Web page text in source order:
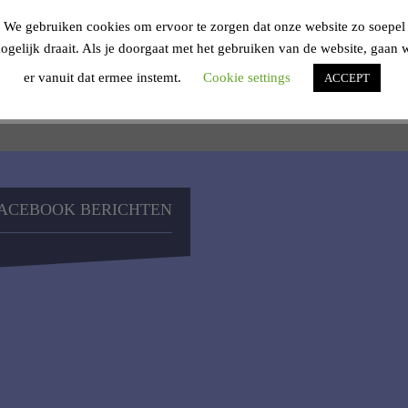
9808-142d3d55385c
BERICHTEN
We gebruiken cookies om ervoor te zorgen dat onze website zo soepel
draait. Als je doorgaat met het gebruiken van de website, gaan
er vanuit dat ermee instemt.
Cookie settings ACCEPT